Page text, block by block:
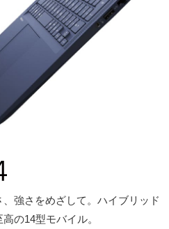
強さをめざして。ハイブリッド
の14型モバイル。